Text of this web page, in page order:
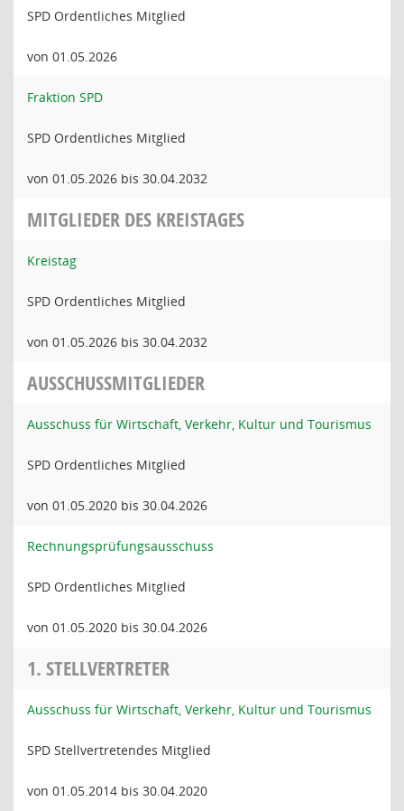
SPD Ordentliches Mitglied
von 01.05.2026
Fraktion SPD
SPD Ordentliches Mitglied
von 01.05.2026 bis 30.04.2032
MITGLIEDER DES KREISTAGES
Kreistag
SPD Ordentliches Mitglied
von 01.05.2026 bis 30.04.2032
AUSSCHUSSMITGLIEDER
Ausschuss für Wirtschaft, Verkehr, Kultur und Tourismus
SPD Ordentliches Mitglied
von 01.05.2020 bis 30.04.2026
Rechnungsprüfungsausschuss
SPD Ordentliches Mitglied
von 01.05.2020 bis 30.04.2026
1. STELLVERTRETER
Ausschuss für Wirtschaft, Verkehr, Kultur und Tourismus
SPD Stellvertretendes Mitglied
von 01.05.2014 bis 30.04.2020